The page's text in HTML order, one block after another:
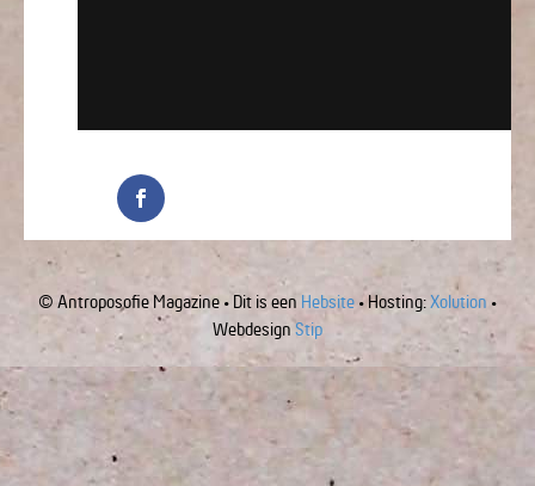
© Antroposofie Magazine • Dit is een Hebsite • Hosting:Xolution •
WebdesignStip